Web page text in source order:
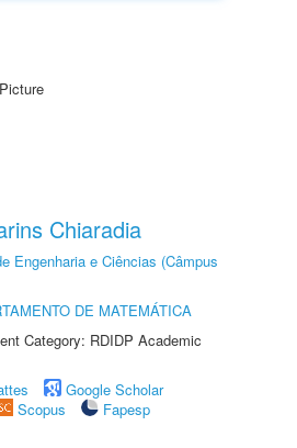
Chiaradia
Engenharia e Ciências (Câmpus
DE MATEMÁTICA
Category: RDIDP Academic
Google Scholar
Scopus
Fapesp